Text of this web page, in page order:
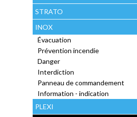
STRATO
INOX
Évacuation
Prévention incendie
Danger
Interdiction
Panneau de commandement
Information - indication
PLEXI